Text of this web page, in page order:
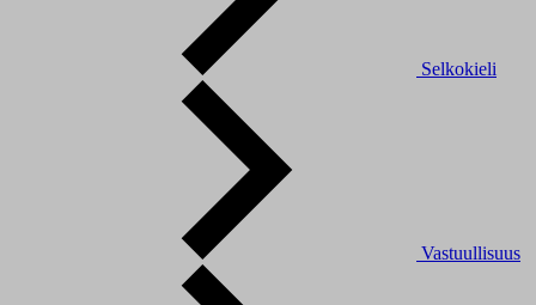
Selkokieli
Vastuullisuus